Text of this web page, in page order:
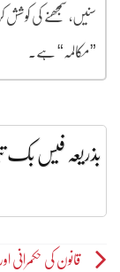
سنیں، سمجھنے کی
”مکالمہ“ ہے۔
بذریعہ فیس بک
Postقانون کی حکمرانی